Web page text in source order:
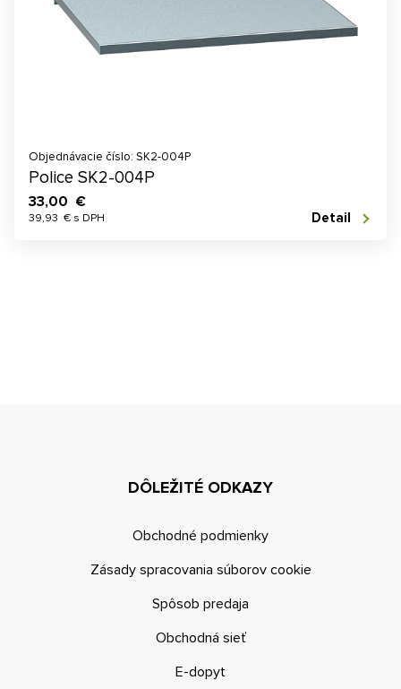
Objednávacie číslo: SK2-004P
Police SK2-004P
33,00 €
39,93 € s DPH Detail
DÔLEŽITÉ ODKAZY
Obchodné podmienky
Zásady spracovania súborov cookie
Spôsob predaja
Obchodná sieť
E-dopyt